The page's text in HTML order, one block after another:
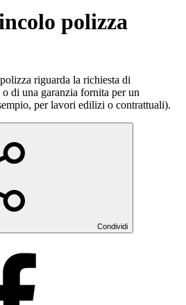
polizza
riguarda la richiesta di
di una garanzia fornita per un
per lavori edilizi o contrattuali).
Condividi